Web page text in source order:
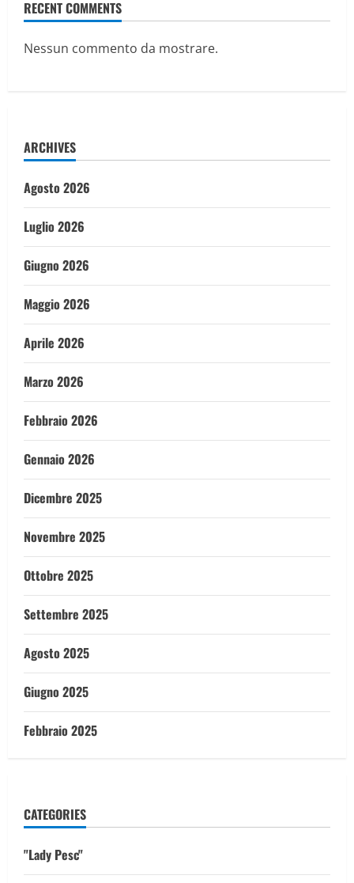
RECENT COMMENTS
Nessun commento da mostrare.
ARCHIVES
Agosto 2026
Luglio 2026
Giugno 2026
Maggio 2026
Aprile 2026
Marzo 2026
Febbraio 2026
Gennaio 2026
Dicembre 2025
Novembre 2025
Ottobre 2025
Settembre 2025
Agosto 2025
Giugno 2025
Febbraio 2025
CATEGORIES
"Lady Pesc"